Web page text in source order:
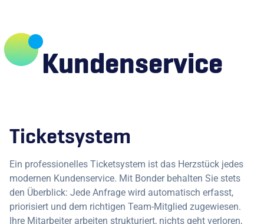
Kundenservice
Ticketsystem
Ein professionelles Ticketsystem ist das Herzstück jedes
modernen Kundenservice. Mit Bonder behalten Sie stets
den Überblick: Jede Anfrage wird automatisch erfasst,
priorisiert und dem richtigen Team-Mitglied zugewiesen.
Ihre Mitarbeiter arbeiten strukturiert, nichts geht verloren,